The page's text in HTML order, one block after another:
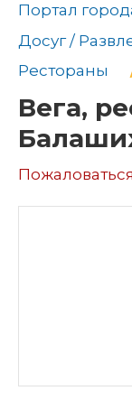
Портал
Досуг /
Рестораны
Вега,